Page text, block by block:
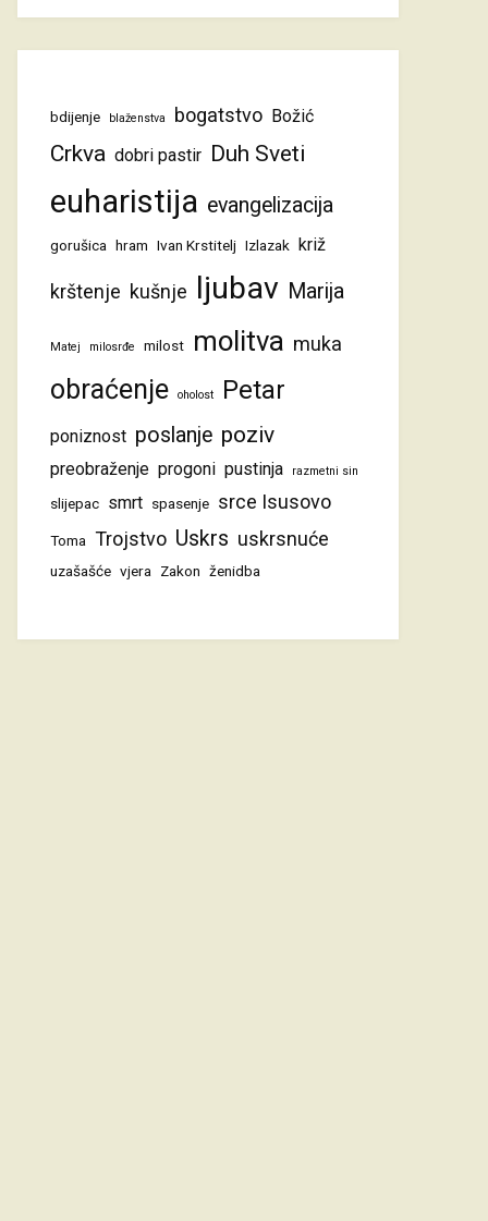
bdijenje blaženstva bogatstvo Božić
Crkva dobri pastir Duh Sveti
euharistija evangelizacija
gorušica hram Ivan Krstitelj Izlazak križ
krštenje kušnje ljubav Marija
Matej milosrđe milost molitva muka
obraćenje oholost Petar
poniznost poslanje poziv
preobraženje progoni pustinja razmetni sin
slijepac smrt spasenje srce Isusovo
Toma Trojstvo Uskrs uskrsnuće
uzašašće vjera Zakon ženidba